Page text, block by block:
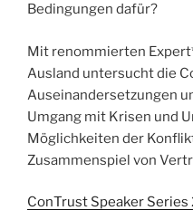
Bedingungen dafür?
Mit renommierten
Ausland untersucht die
Auseinandersetzungen
Umgang mit Krisen und
Möglichkeiten der
Zusammenspiel von
ConTrust Speaker Series